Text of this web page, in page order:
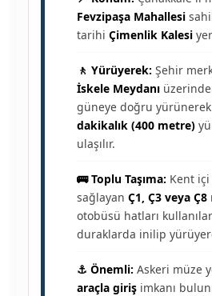
Fevzipaşa Mahallesi
tarihi Çimenlik Kalesi
🚶 Yürüyerek: Şehir
İskele Meydanı
güneye doğru yürünerek
dakikalık (400 metre)
ulaşılır.
🚌 Toplu Taşıma: Kent içi
sağlayan Ç1, Ç3 veya Ç8
otobüsü hatları
duraklarda inilip
⚓ Önemli: Askeri müze
araçla giriş imkanı